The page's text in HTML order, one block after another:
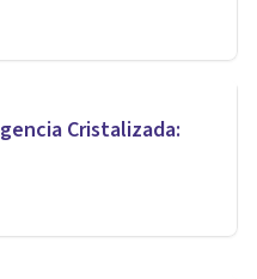
Cristalizada:
famosos